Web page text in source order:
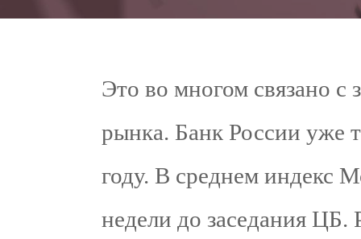
Это во многом связано
рынка. Банк России уже
году. В среднем индекс
недели до заседания ЦБ.